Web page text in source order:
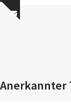
Skip
Show
Open
Close
Anerkannter